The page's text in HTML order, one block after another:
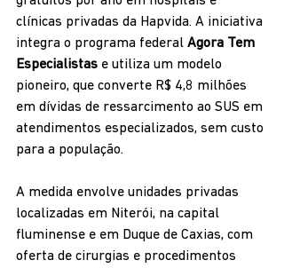
clínicas privadas da Hapvida. A iniciativa
integra o programa federal Agora Tem
Especialistas e utiliza um modelo
pioneiro, que converte R$ 4,8 milhões
em dívidas de ressarcimento ao SUS em
atendimentos especializados, sem custo
para a população.
A medida envolve unidades privadas
localizadas em Niterói, na capital
fluminense e em Duque de Caxias, com
oferta de cirurgias e procedimentos